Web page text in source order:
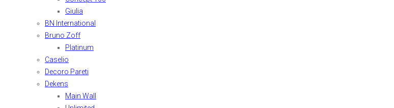
Giulia
BN International
Bruno Zoff
Platinum
Caselio
Decoro Pareti
Dekens
Main Wall